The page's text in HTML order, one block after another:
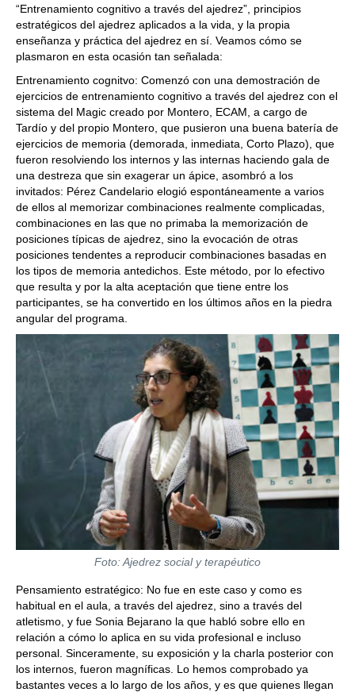
“Entrenamiento cognitivo a través del ajedrez”, principios
estratégicos del ajedrez aplicados a la vida, y la propia
enseñanza y práctica del ajedrez en sí. Veamos cómo se
plasmaron en esta ocasión tan señalada:
Entrenamiento cognitvo: Comenzó con una demostración de
ejercicios de entrenamiento cognitivo a través del ajedrez con el
sistema del Magic creado por Montero, ECAM, a cargo de
Tardío y del propio Montero, que pusieron una buena batería de
ejercicios de memoria (demorada, inmediata, Corto Plazo), que
fueron resolviendo los internos y las internas haciendo gala de
una destreza que sin exagerar un ápice, asombró a los
invitados: Pérez Candelario elogió espontáneamente a varios
de ellos al memorizar combinaciones realmente complicadas,
combinaciones en las que no primaba la memorización de
posiciones típicas de ajedrez, sino la evocación de otras
posiciones tendentes a reproducir combinaciones basadas en
los tipos de memoria antedichos. Este método, por lo efectivo
que resulta y por la alta aceptación que tiene entre los
participantes, se ha convertido en los últimos años en la piedra
angular del programa.
Foto: Ajedrez social y terapéutico
Pensamiento estratégico: No fue en este caso y como es
habitual en el aula, a través del ajedrez, sino a través del
atletismo, y fue Sonia Bejarano la que habló sobre ello en
relación a cómo lo aplica en su vida profesional e incluso
personal. Sinceramente, su exposición y la charla posterior con
los internos, fueron magníficas. Lo hemos comprobado ya
bastantes veces a lo largo de los años, y es que quienes llegan